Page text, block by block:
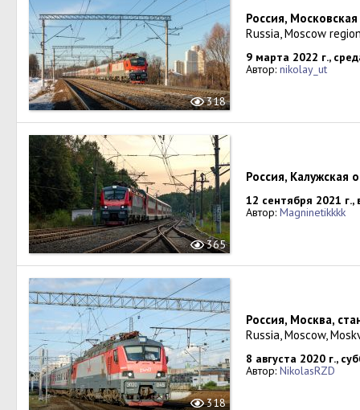
318
Россия,
Russia, Moscow
9 марта 2022 г.,
Автор: nikolay_ut
365
Россия, Калужская
12 сентября 2021 г.,
Автор: Magninetikkkk
318
Россия, Москва,
Russia, Moscow,
8 августа 2020 г.,
Автор: NikolasRZD